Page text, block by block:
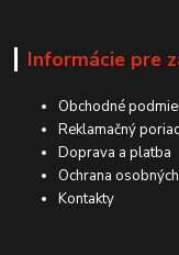
Informácie pre
Obchodné
Reklamačný
Doprava a platba
Ochrana
Kontakty